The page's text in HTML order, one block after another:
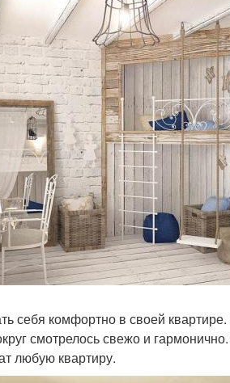
себя комфортно в своей
смотрелось свежо и
любую квартиру.